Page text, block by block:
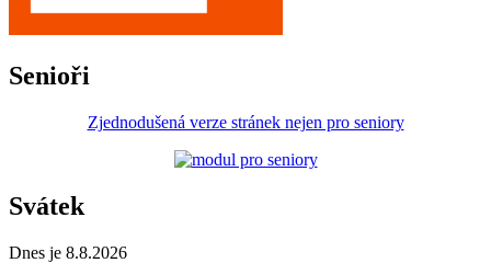
Senioři
Zjednodušená verze stránek nejen pro seniory
Svátek
Dnes je 8.8.2026